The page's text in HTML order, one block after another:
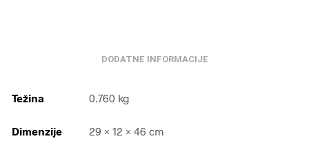
DODATNE INFORMACIJE
Težina 0.760 kg
Dimenzije 29 × 12 × 46 cm